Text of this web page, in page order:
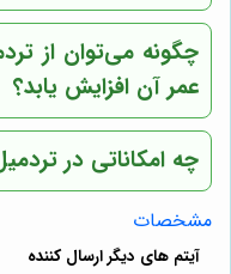
چگونه می‌توان از
عمر آن افزایش یابد؟
چه امکاناتی در
مشخصات